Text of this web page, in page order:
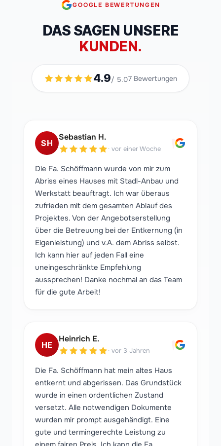
GOOGLE BEWERTUNGEN
DAS SAGEN UNSERE
KUNDEN.
4.9/ 5.07 Bewertungen
"
SH
Sebastian H.
· vor einer Woche
Die Fa. Schöffmann wurde von mir zum
Abriss eines Hauses mit Stadl-Anbau und
Werkstatt beauftragt. Ich war überaus
zufrieden mit dem gesamten Ablauf des
Projektes. Von der Angebotserstellung
über die Betreuung bei der Entkernung (in
Eigenleistung) und v.A. dem Abriss selbst.
Ich kann hier auf jeden Fall eine
uneingeschränkte Empfehlung
aussprechen! Danke nochmal an das Team
für die gute Arbeit!
"
HE
Heinrich E.
· vor 3 Jahren
Die Fa. Schöffmann hat mein altes Haus
entkernt und abgerissen. Das Grundstück
wurde in einen ordentlichen Zustand
versetzt. Alle notwendigen Dokumente
wurden mir prompt ausgehändigt. Eine
gute und termingerechte Leistung zu